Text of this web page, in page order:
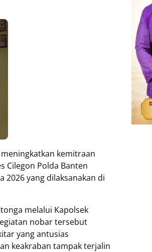
kemitraan
Cilegon Polda Banten
2026 yang dilaksanakan di
melalui Kapolsek
nobar tersebut
yang antusias
keakraban tampak terjalin